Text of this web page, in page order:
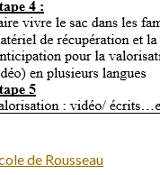
de Rousseau